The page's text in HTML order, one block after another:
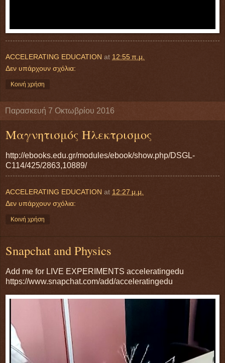
ACCELERATING EDUCATION at 12:55 π.μ.
Δεν υπάρχουν σχόλια:
Κοινή χρήση
Παρασκευή 7 Οκτωβρίου 2016
Μαγνητισμός Ηλεκτρισμος
http://ebooks.edu.gr/modules/ebook/show.php/DSGL-
C114/425/2863,10889/
ACCELERATING EDUCATION at 12:27 μ.μ.
Δεν υπάρχουν σχόλια:
Κοινή χρήση
Snapchat and Physics
Add me for LIVE EXPERIMENTS acceleratingedu
https://www.snapchat.com/add/acceleratingedu